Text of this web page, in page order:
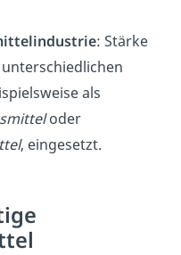
: Stärke
als
oder
, eingesetzt.